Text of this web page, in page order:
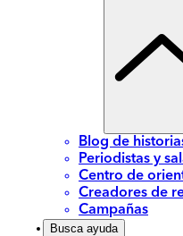
Blog de
Periodistas y
Centro de
Creadores de
Campañas
Busca ayuda